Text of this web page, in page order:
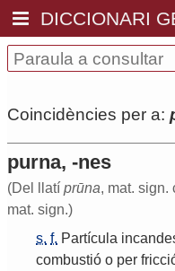
DICCIONARI
Coincidències per a:
purna, -nes
(Del llatí prūna, mat. sign.
mat. sign.)
s. f. Partícula
combustió o per